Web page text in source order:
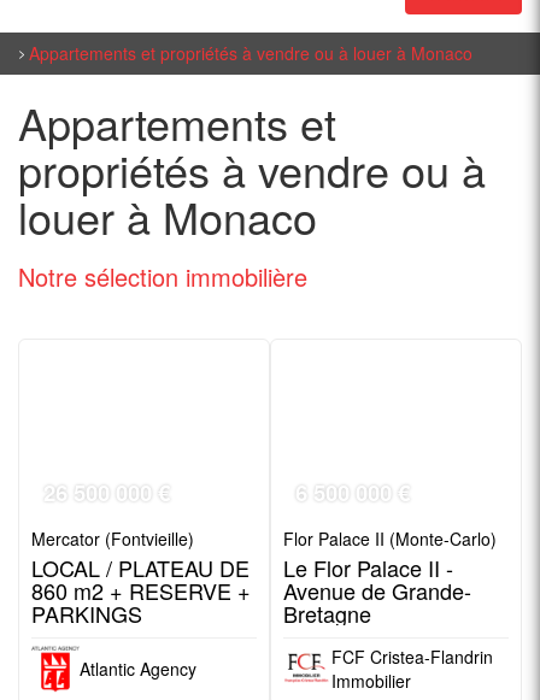
Appartements et propriétés à vendre ou à louer à Monaco
Appartements et
propriétés à vendre ou à
louer à Monaco
Notre sélection immobilière
26 500 000 €
Mercator (Fontvieille)
LOCAL / PLATEAU DE
860 m2 + RESERVE +
PARKINGS
Atlantic Agency
6 500 000 €
Flor Palace II (Monte-Carlo)
Le Flor Palace II -
Avenue de Grande-
Bretagne
FCF Cristea-Flandrin
Immobilier